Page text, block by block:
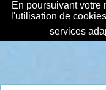
En poursuivant votre
l'utilisation de
services